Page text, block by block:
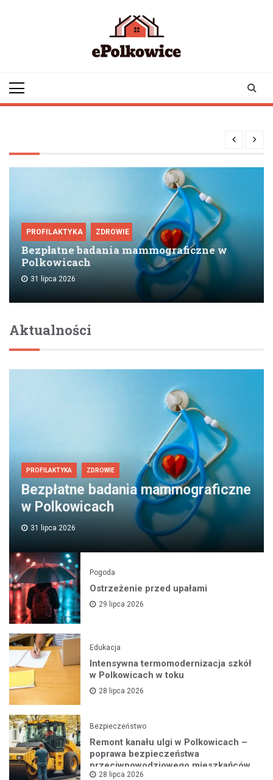
PROFILAKTYKA ZDROWIE
Bezpłatne badania mammograficzne w
Polkowicach
31 lipca 2026
Aktualności
PROFILAKTYKA ZDROWIE
Bezpłatne badania mammograficzne
w Polkowicach
31 lipca 2026
Pogoda
Ostrzeżenie przed upałami
29 lipca 2026
Edukacja
Intensywna termomodernizacja szkół
w Polkowicach w toku
28 lipca 2026
Bezpieczeństwo
Remont kanału ulgi w Polkowicach –
poprawa bezpieczeństwa
przeciwpowodziowego mieszkańców
28 lipca 2026